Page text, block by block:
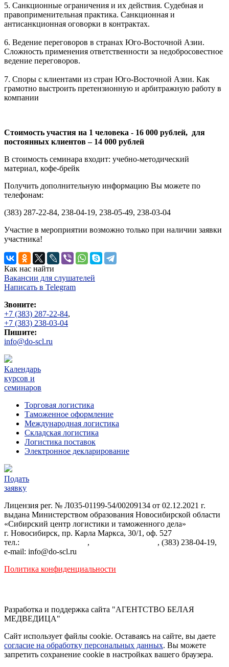
5. Санкционные ограничения и их действия. Судебная и
правоприменительная практика. Санкционная и
антисанкционная оговорки в контрактах.
6. Ведение переговоров в странах Юго-Восточной Азии.
Сложность применения ответственности за недобросовестное
ведение переговоров.
7. Споры с клиентами из стран Юго-Восточной Азии. Как
грамотно выстроить претензионную и арбитражную работу в
компании
Стоимость участия на 1 человека - 16 000 рублей, для
постоянных клиентов – 14 000 рублей
В стоимость семинара входит: учебно-методический
материал, кофе-брейк
Получить дополнительную информацию Вы можете по
телефонам:
(383) 287-22-84, 238-04-19, 238-05-49, 238-03-04
Участие в мероприятии возможно только при наличии заявки
участника!
Как нас найти
Вакансии для слушателей
Написать в Telegram
Звоните:
+7 (383) 287-22-84,
+7 (383) 238-03-04
Пишите:
info@do-scl.ru
Календарь
курсов и
семинаров
Торговая логистика
Таможенное оформление
Международная логистика
Складская логистика
Логистика поставок
Электронное декларирование
Подать
заявку
Лицензия рег. № Л035-01199-54/00209134 от 02.12.2021 г.
выдана Министерством образования Новосибирской области
«Сибирский центр логистики и таможенного дела»
г. Новосибирск, пр. Карла Маркса, 30/1, оф. 527
тел.:
,
, (383) 238-04-19,
e-mail: info@do-scl.ru
Политика конфиденциальности
Разработка и поддержка сайта "АГЕНТСТВО БЕЛАЯ
МЕДВЕДИЦА"
Сайт использует файлы сookie. Оставаясь на сайте, вы даете
согласие на обработку персональных данных. Вы можете
запретить сохранение сookie в настройках вашего браузера.